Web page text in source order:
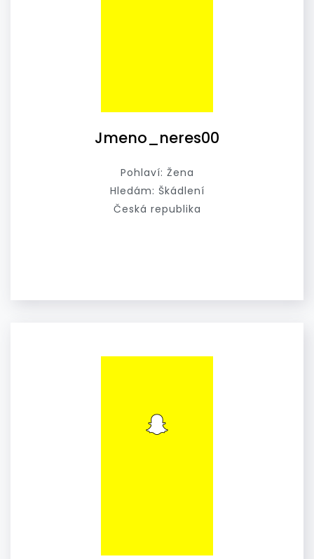
Jmeno_neres00
Pohlaví: Žena
Hledám: Škádlení
Česká republika